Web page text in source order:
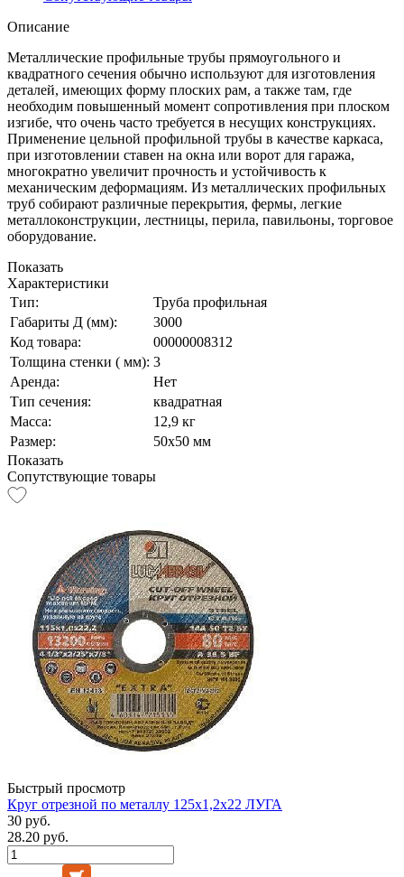
Описание
Металлические профильные трубы прямоугольного и
квадратного сечения обычно используют для изготовления
деталей, имеющих форму плоских рам, а также там, где
необходим повышенный момент сопротивления при плоском
изгибе, что очень часто требуется в несущих конструкциях.
Применение цельной профильной трубы в качестве каркаса,
при изготовлении ставен на окна или ворот для гаража,
многократно увеличит прочность и устойчивость к
механическим деформациям. Из металлических профильных
труб собирают различные перекрытия, фермы, легкие
металлоконструкции, лестницы, перила, павильоны, торговое
оборудование.
Показать
Характеристики
Тип:
Труба профильная
Габариты Д (мм):
3000
Код товара:
00000008312
Толщина стенки ( мм): 3
Аренда:
Нет
Тип сечения:
квадратная
Масса:
12,9 кг
Размер:
50х50 мм
Показать
Сопутствующие товары
Быстрый просмотр
Круг отрезной по металлу 125х1,2х22 ЛУГА
30 руб.
28.20 руб.